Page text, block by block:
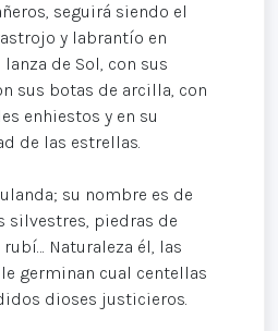
seguirá siendo el
y labrantío en
de Sol, con sus
sus botas de arcilla, con
enhiestos y en su
de las estrellas.
su nombre es de
silvestres, piedras de
Naturaleza él, las
germinan cual centellas
dioses justicieros.